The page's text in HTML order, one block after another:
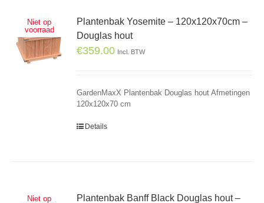
Niet op
voorraad
Plantenbak Yosemite – 120x120x70cm –
Douglas hout
€359.00 Incl. BTW
GardenMaxX Plantenbak Douglas hout Afmetingen
120x120x70 cm
Details
Niet op
Plantenbak Banff Black Douglas hout –